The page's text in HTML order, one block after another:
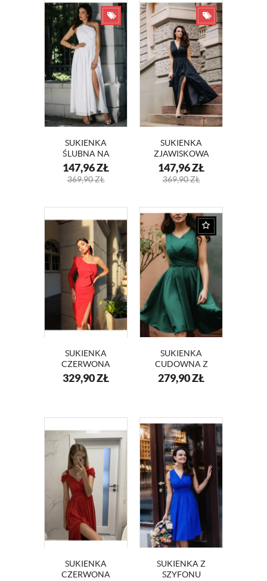
SUKIENKA
ŚLUBNA NA
JEDNO RAMIĘ
PAULA KM320-4
147,96ZŁ
369,90ZŁ
SUKIENKA
ZJAWISKOWA
MAKSI Z
DEKOLTEM ELEN
II -KM321
147,96ZŁ
369,90ZŁ
SUKIENKA
CZERWONA
ASYMETRYCZNA
Z FALBANĄ INEZ
329,90ZŁ
SUKIENKA
CUDOWNA Z
SZYFONU KM227-
5 ZIELEŃ
279,90ZŁ
SUKIENKA
CZERWONA
SUKIENKA Z
SZYFONU